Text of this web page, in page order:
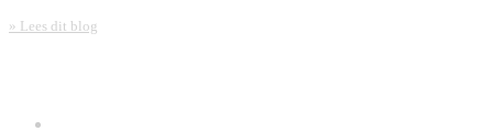
» Lees dit blog